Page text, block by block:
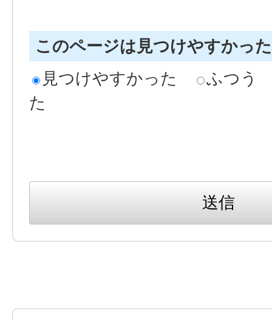
このページは見つけやすかっ
見つけやすかった
ふつう
た